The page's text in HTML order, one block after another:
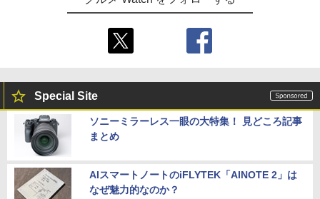
Special Site
ソニーミラーレス一眼の大特集！ 見どころ記事
まとめ
AIスマートノートのiFLYTEK「AINOTE 2」は
なぜ魅力的なのか？